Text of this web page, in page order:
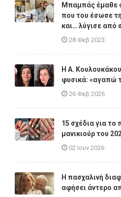
Μπαμπάς έμαθε
που του έσωσε
και… λύγισε από
28 Φεβ 2023
Η A.
φυσικά: «αγαπώ
26 Φεβ 2026
15 σχέδια για το
μανικιούρ του
02 Ιουν 2026
Η πασχαλινή
αφήσει άντερο